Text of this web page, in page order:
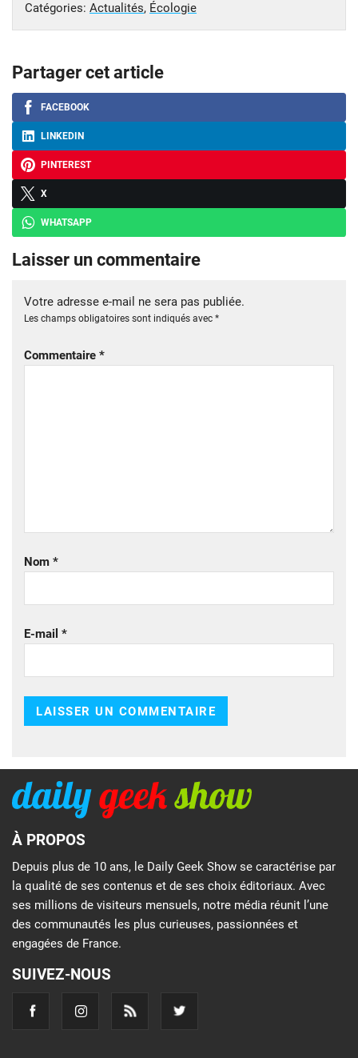
Catégories: Actualités, Écologie
Partager cet article
FACEBOOK
LINKEDIN
PINTEREST
X
WHATSAPP
Laisser un commentaire
Votre adresse e-mail ne sera pas publiée.
Les champs obligatoires sont indiqués avec *
Commentaire *
Nom *
E-mail *
À PROPOS
Depuis plus de 10 ans, le Daily Geek Show se caractérise par
la qualité de ses contenus et de ses choix éditoriaux. Avec
ses millions de visiteurs mensuels, notre média réunit l’une
des communautés les plus curieuses, passionnées et
engagées de France.
SUIVEZ-NOUS